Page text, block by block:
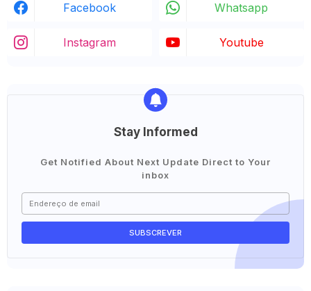
Facebook Whatsapp
Instagram Youtube
Stay Informed
Get Notified About Next Update Direct to Your
inbox